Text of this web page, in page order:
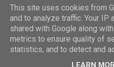
e
n
This site uses cookies from
and to analyze traffic. Your IP
shared with Google along
metrics to ensure quality of
statistics, and to detect and
LEARN